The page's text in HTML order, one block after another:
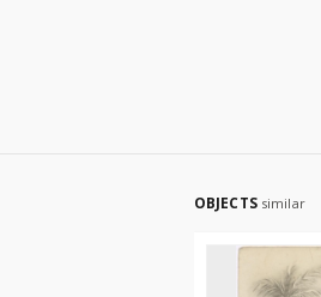
OBJECTS similar